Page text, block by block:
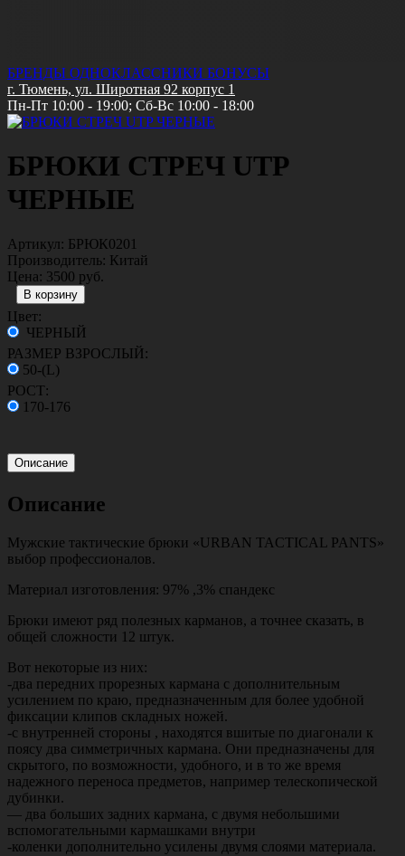
БРЕНДЫ ОДНОКЛАССНИКИ БОНУСЫ
г. Тюмень, ул. Широтная 92 корпус 1
Пн-Пт 10:00 - 19:00; Сб-Вс 10:00 - 18:00
БРЮКИ СТРЕЧ UTP
ЧЕРНЫЕ
Артикул: БРЮК0201
Производитель: Китай
Цена: 3500 руб.
Цвет:
ЧЕРНЫЙ
РАЗМЕР ВЗРОСЛЫЙ:
50-(L)
РОСТ:
170-176
Описание
Описание
Мужские тактические брюки «URBAN TACTICAL PANTS»
выбор профессионалов.
Материал изготовления: 97% ,3% спандекс
Брюки имеют ряд полезных карманов, а точнее сказать, в
общей сложности 12 штук.
Вот некоторые из них:
-два передних прорезных кармана с дополнительным
усилением по краю, предназначенным для более удобной
фиксации клипов складных ножей.
-с внутренней стороны , находятся вшитые по диагонали к
поясу два симметричных кармана. Они предназначены для
скрытого, по возможности, удобного, и в то же время
надежного переноса предметов, например телескопической
дубинки.
— два больших задних кармана, с двумя небольшими
вспомогательными кармашками внутри
-коленки дополнительно усилены двумя слоями материала.